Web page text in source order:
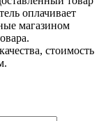
оплачивает
магазином
стоимость